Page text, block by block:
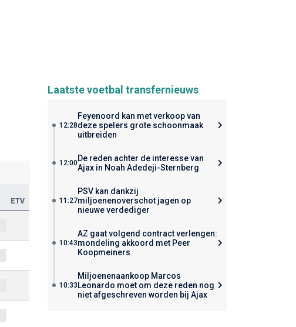
ETV
Laatste voetbal transfernieuws
12:28
Feyenoord kan met verkoop van
deze spelers grote schoonmaak
uitbreiden
12:00De reden achter de interesse van
Ajax in Noah Adedeji-Sternberg
11:27
PSV kan dankzij
miljoenenoverschot jagen op
nieuwe verdediger
10:43
AZ gaat volgend contract verlengen:
mondeling akkoord met Peer
Koopmeiners
10:33
Miljoenenaankoop Marcos
Leonardo moet om deze reden nog
niet afgeschreven worden bij Ajax